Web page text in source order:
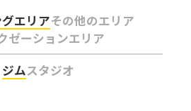
エリアその他のエリア
ゼーションエリア
ジムスタジオ